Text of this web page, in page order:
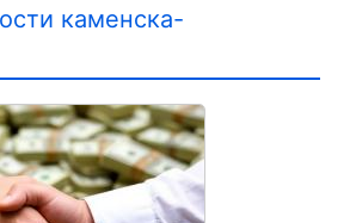
каменска-